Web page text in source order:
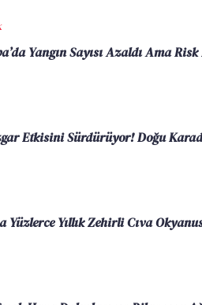
Yangın Sayısı Azaldı Ama
Etkisini Sürdürüyor! Doğu
Yıllık Zehirli Cıva